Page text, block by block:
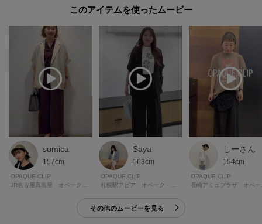
このアイテムを使ったムービー
sumica
157cm
OPAQUE.CLIP
JR名古屋高島屋 オペーク・ドット・クリップ
Saya
163cm
OPAQUE.CLIP
札幌駅アピア オペーク・ドット・クリップ
しーさん
154cm
OPAQUE.CLIP
長崎
その他のムービーを見る